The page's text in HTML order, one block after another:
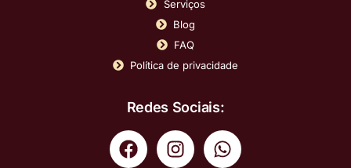
Serviços
Blog
FAQ
Política de privacidade
Redes Sociais: